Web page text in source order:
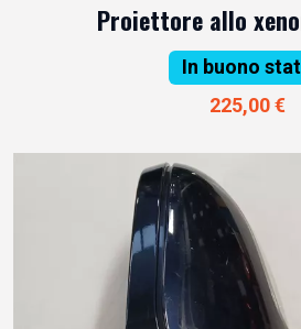
Proiettore allo
In buono
225,00 €